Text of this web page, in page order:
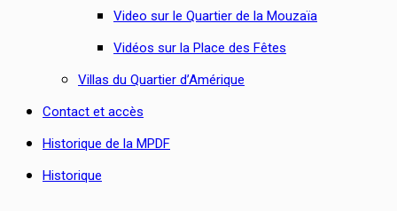
Video sur le Quartier de la Mouzaïa
Vidéos sur la Place des Fêtes
Villas du Quartier d’Amérique
Contact et accès
Historique de la MPDF
Historique